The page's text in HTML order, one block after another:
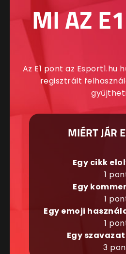
MI AZ
Az E1 pont az Esport1.hu
regisztrált
MIÉRT JÁR
Egy cikk
1
Egy
1
Egy emoji
1
Egy
3